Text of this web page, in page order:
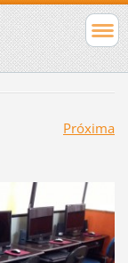
Próxima